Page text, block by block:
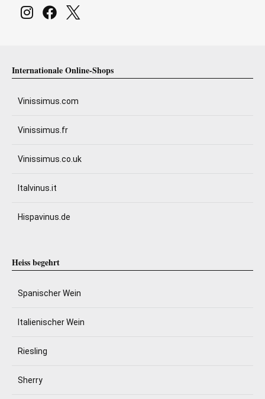
Internationale Online-Shops
Vinissimus.com
Vinissimus.fr
Vinissimus.co.uk
Italvinus.it
Hispavinus.de
Heiss begehrt
Spanischer Wein
Italienischer Wein
Riesling
Sherry